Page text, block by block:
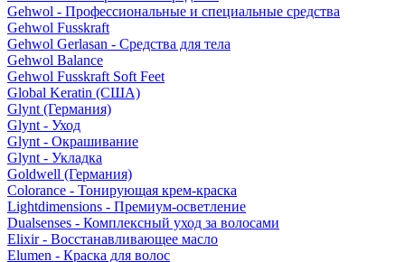
Gehwol - Профессиональные и специальные средства
Gehwol Fusskraft
Gehwol Gerlasan - Средства для тела
Gehwol Balance
Gehwol Fusskraft Soft Feet
Global Keratin (США)
Glynt (Германия)
Glynt - Уход
Glynt - Окрашивание
Glynt - Укладка
Goldwell (Германия)
Colorance - Тонирующая крем-краска
Lightdimensions - Премиум-осветление
Dualsenses - Комплексный уход за волосами
Elixir - Восстанавливающее масло
Elumen - Краска для волос